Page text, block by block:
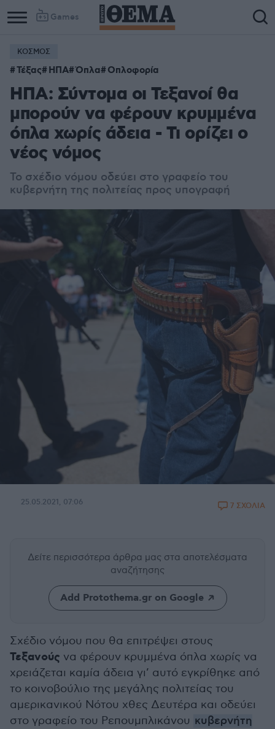
Games
ΚΟΣΜΟΣ
Τέξας ΗΠΑ Όπλα Οπλοφορία
ΗΠΑ: Σύντομα οι Τεξανοί θα
μπορούν να φέρουν κρυμμένα
όπλα χωρίς άδεια - Τι ορίζει ο
νέος νόμος
Το σχέδιο νόμου οδεύει στο γραφείο του
κυβερνήτη της πολιτείας προς υπογραφή
25.05.2021, 07:06 7 ΣΧΟΛΙΑ
Δείτε περισσότερα άρθρα μας στα αποτελέσματα
αναζήτησης
Add Protothema.gr on Google
Σχέδιο νόμου που θα επιτρέψει στους
Τεξανούς να φέρουν κρυμμένα όπλα χωρίς να
χρειάζεται καμία άδεια γι’ αυτό εγκρίθηκε από
το κοινοβούλιο της μεγάλης πολιτείας του
αμερικανικού Νότου χθες Δευτέρα και οδεύει
στο γραφείο του Ρεπουμπλικάνου κυβερνήτη